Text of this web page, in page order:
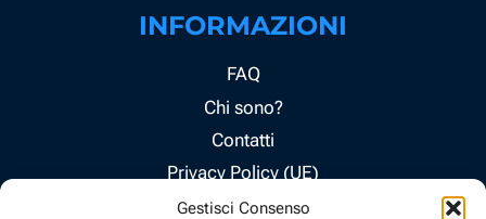
Gestisci Consenso
INFORMAZIONI
FAQ
Chi sono?
Contatti
Privacy Policy (UE)
Cookie Policy (UE)